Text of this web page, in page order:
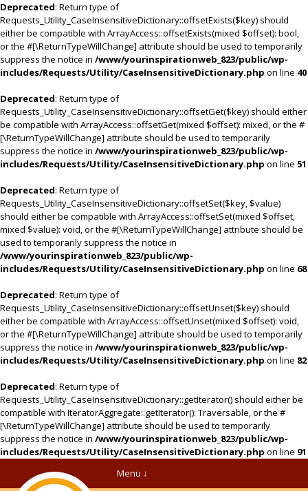
Deprecated: Return type of
Requests_Utility_CaseInsensitiveDictionary::offsetExists($key) should
either be compatible with ArrayAccess::offsetExists(mixed $offset): bool,
or the #[\ReturnTypeWillChange] attribute should be used to temporarily
suppress the notice in /www/yourinspirationweb_823/public/wp-
includes/Requests/Utility/CaseInsensitiveDictionary.php on line 40
Deprecated: Return type of
Requests_Utility_CaseInsensitiveDictionary::offsetGet($key) should either
be compatible with ArrayAccess::offsetGet(mixed $offset): mixed, or the #
[\ReturnTypeWillChange] attribute should be used to temporarily
suppress the notice in /www/yourinspirationweb_823/public/wp-
includes/Requests/Utility/CaseInsensitiveDictionary.php on line 51
Deprecated: Return type of
Requests_Utility_CaseInsensitiveDictionary::offsetSet($key, $value)
should either be compatible with ArrayAccess::offsetSet(mixed $offset,
mixed $value): void, or the #[\ReturnTypeWillChange] attribute should be
used to temporarily suppress the notice in
/www/yourinspirationweb_823/public/wp-
includes/Requests/Utility/CaseInsensitiveDictionary.php on line 68
Deprecated: Return type of
Requests_Utility_CaseInsensitiveDictionary::offsetUnset($key) should
either be compatible with ArrayAccess::offsetUnset(mixed $offset): void,
or the #[\ReturnTypeWillChange] attribute should be used to temporarily
suppress the notice in /www/yourinspirationweb_823/public/wp-
includes/Requests/Utility/CaseInsensitiveDictionary.php on line 82
Deprecated: Return type of
Requests_Utility_CaseInsensitiveDictionary::getIterator() should either be
compatible with IteratorAggregate::getIterator(): Traversable, or the #
[\ReturnTypeWillChange] attribute should be used to temporarily
suppress the notice in /www/yourinspirationweb_823/public/wp-
includes/Requests/Utility/CaseInsensitiveDictionary.php on line 91
Menu ↓